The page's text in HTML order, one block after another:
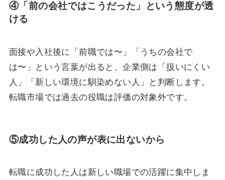
④「前の会社ではこうだった」という態度が透
ける
面接や入社後に「前職では〜」「うちの会社で
は〜」という言葉が出ると、企業側は「扱いにくい
人」「新しい環境に馴染めない人」と判断します。
転職市場では過去の役職は評価の対象外です。
⑤成功した人の声が表に出ないから
転職に成功した人は新しい職場での活躍に集中しま